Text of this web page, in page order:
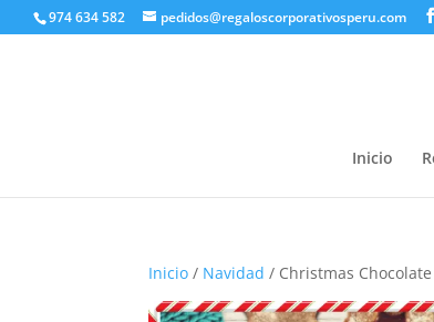
974 634 582 pedidos@regaloscorporativosperu.com
Inicio
Inicio / Navidad / Christmas